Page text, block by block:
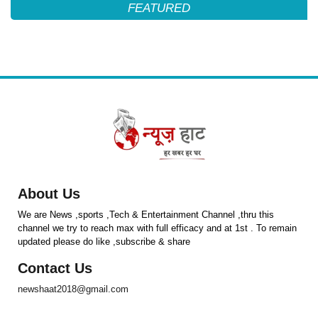
FEATURED
About Us
We are News ,sports ,Tech & Entertainment Channel ,thru this
channel we try to reach max with full efficacy and at 1st . To remain
updated please do like ,subscribe & share
Contact Us
newshaat2018@gmail.com